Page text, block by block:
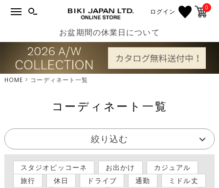
ログイン 0
お盆期間の休業日について
HOME コーディネート一覧
コーディネート一覧
絞り込む
スタジオピッコーネ お出かけ
カジュアル
旅行
休日 ドライブ 通勤
ミドル丈